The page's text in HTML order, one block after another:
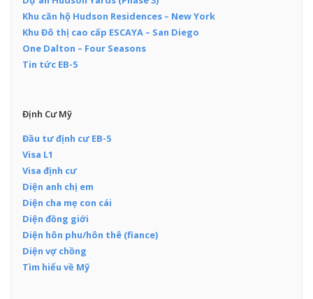
Khu căn hộ Hudson Residences – New York
Khu Đô thị cao cấp ESCAYA – San Diego
One Dalton – Four Seasons
Tin tức EB-5
Định Cư Mỹ
Đầu tư định cư EB-5
Visa L1
Visa định cư
Diện anh chị em
Diện cha mẹ con cái
Diện đồng giới
Diện hôn phu/hôn thê (fiance)
Diện vợ chồng
Tìm hiểu về Mỹ